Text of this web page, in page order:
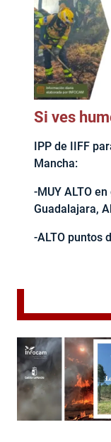
Si ves
IPP de IIFF
Mancha:
-MUY ALTO
Guadalajara,
-ALTO puntos